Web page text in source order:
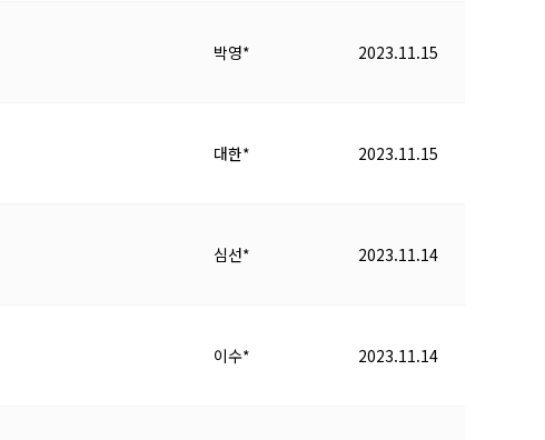
박영* 2023.11.15
대한* 2023.11.15
심선* 2023.11.14
이수* 2023.11.14